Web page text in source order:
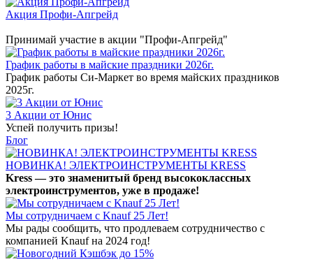
Акция Профи-Апгрейд
Принимай участие в акции "Профи-Апгрейд"
График работы в майские праздники 2026г.
График работы Си-Маркет во время майских праздников
2025г.
3 Акции от Юнис
Успей получить призы!
Блог
НОВИНКА! ЭЛЕКТРОИНСТРУМЕНТЫ KRESS
Kress — это знаменитый бренд высококлассных
электроинструментов, уже в продаже!
Мы сотрудничаем с Knauf 25 Лет!
Мы рады сообщить, что продлеваем сотрудничество с
компанией Knauf на 2024 год!